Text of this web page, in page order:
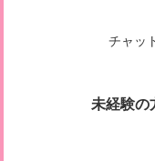
チャッ
未経験の